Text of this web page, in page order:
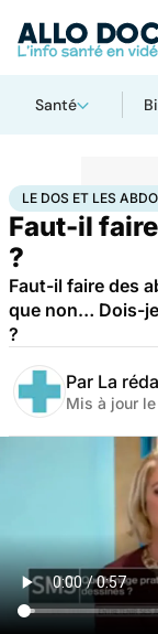
Santé
AccueilSanté Le dos
LE DOS ET LES
Faut-il
?
Faut-il faire des
que non… Dois-
?
Par La
Mis à jour le